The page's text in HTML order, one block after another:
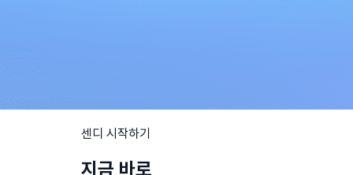
센디 시작하기
지금 바로